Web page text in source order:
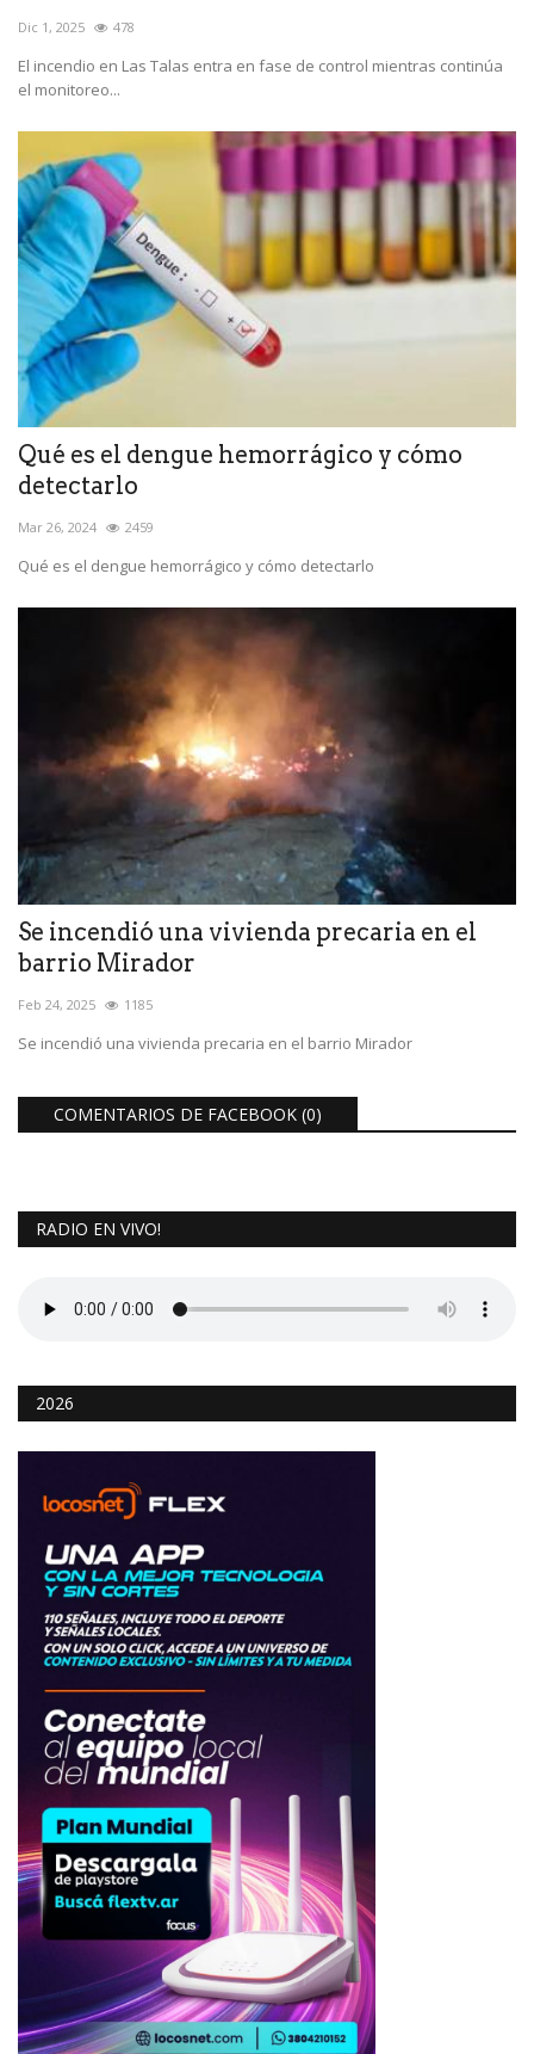
Dic 1, 2025 478
El incendio en Las Talas entra en fase de control mientras continúa
el monitoreo...
Qué es el dengue hemorrágico y cómo
detectarlo
Mar 26, 2024 2459
Qué es el dengue hemorrágico y cómo detectarlo
Se incendió una vivienda precaria en el
barrio Mirador
Feb 24, 2025 1185
Se incendió una vivienda precaria en el barrio Mirador
COMENTARIOS DE FACEBOOK (0)
RADIO EN VIVO!
2026